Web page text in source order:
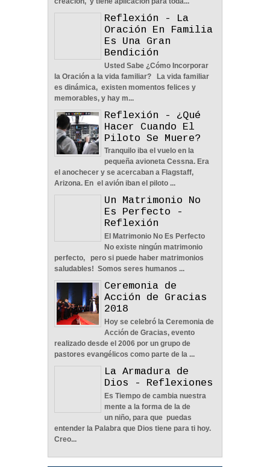
La Amistad y el Noviazgo -
Reflexión
04 Jun 2022 0
Nos Toca Escoger El
Camino, Fácil O Difícil -
Reflexión
Aprendiendo A Confiar A
Circunstancias - Reflexión
04 Jun 2022 0
En Busca De La Pareja
Adecuada - Reflexión
2022 0
Reflexión - La
Oración En Familia
Es Una Gran
Bendición
Usted Sabe ¿Cómo Incorporar
la Oración a la vida familiar? La vida familiar
es dinámica, existen momentos felices y
memorables, y hay m...
Reflexión - ¿Qué
Hacer Cuando El
Piloto Se Muere?
Tranquilo iba el vuelo en la
pequeña avioneta Cessna. Era
el anochecer y se acercaban a Flagstaff,
Arizona. En el avión iban el piloto ...
Un Matrimonio No
Es Perfecto -
Reflexión
El Matrimonio No Es Perfecto
No existe ningún matrimonio
perfecto, pero si puede haber matrimonios
saludables! Somos seres humanos ...
Ceremonia de
Acción de Gracias
2018
Hoy se celebró la Ceremonia de
Acción de Gracias, evento
realizado desde el 2006 por un grupo de
pastores evangélicos como parte de la ...
La Armadura de
Dios - Reflexiones
Es Tiempo de cambia nuestra
mente a la forma de la de
un niño, para que puedas
entender la Palabra que Dios tiene para ti hoy.
Creo...